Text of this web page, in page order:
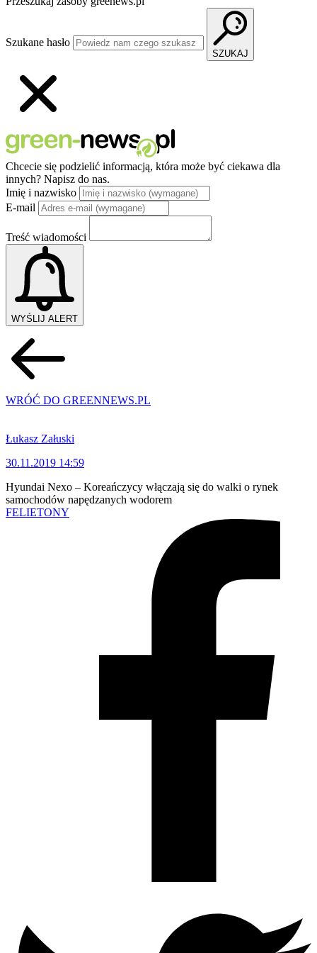
Szukane hasło
SZUKAJ
Chcecie się podzielić informacją, która może być ciekawa dla
innych? Napisz do nas.
Imię i nazwisko
E-mail
Treść wiadomości
WYŚLIJ ALERT
WRÓĆ DO GREENNEWS.PL
Łukasz Załuski
30.11.2019 14:59
Hyundai Nexo – Koreańczycy włączają się do walki o rynek
samochodów napędzanych wodorem
FELIETONY